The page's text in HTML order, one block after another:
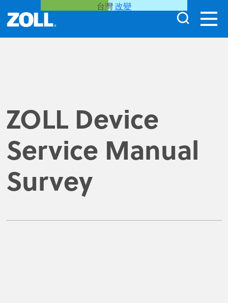
台灣改變
ZOLL Device
Service Manual
Survey